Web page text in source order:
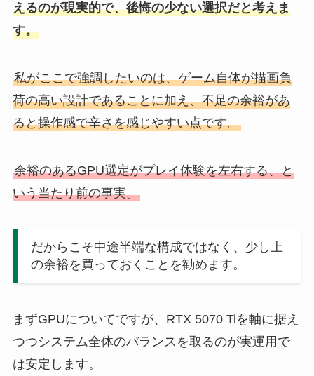
えるのが現実的で、後悔の少ない選択だと考えま
す。
私がここで強調したいのは、ゲーム自体が描画負
荷の高い設計であることに加え、不足の余裕があ
ると操作感で辛さを感じやすい点です。
余裕のあるGPU選定がプレイ体験を左右する、と
いう当たり前の事実。
だからこそ中途半端な構成ではなく、少し上
の余裕を買っておくことを勧めます。
まずGPUについてですが、RTX 5070 Tiを軸に据え
つつシステム全体のバランスを取るのが実運用で
は安定します。